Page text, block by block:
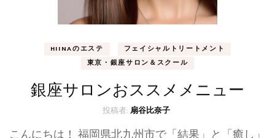
HIINAのエステ
フェイシャルトリートメント
東京・銀座サロン＆スクール
銀座サロンおススメメニュー
投稿者:扇谷比奈子